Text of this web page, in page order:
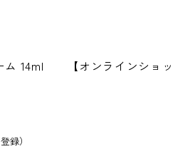
ム 14ml 【オンラインショッ
録）